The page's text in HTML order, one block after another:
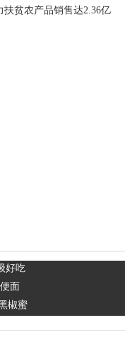
扶贫农产品销售达2.36亿
好吃
面
椒蜜